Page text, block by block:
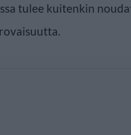
tulee kuitenkin